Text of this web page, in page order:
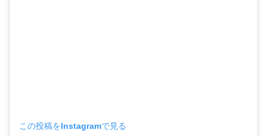
この投稿をInstagramで見る